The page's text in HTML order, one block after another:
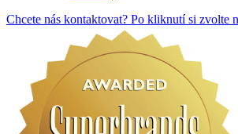
Chcete nás kontaktovat? Po kliknutí si zvolte